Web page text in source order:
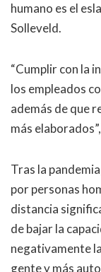
humano es el
Solleveld.
“Cumplir con la
los empleados
además de que
más
Tras la
por personas
distancia
de bajar la
negativamente
gente y más